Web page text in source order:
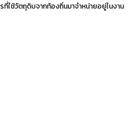
ใช้วัตถุดิบจากท้องถิ่นมาจำหน่ายอยู่ในงาน